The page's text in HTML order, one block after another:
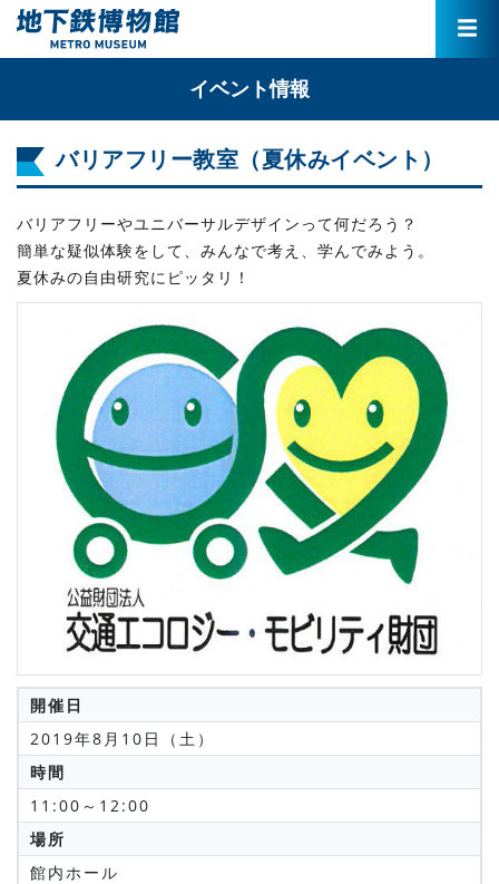
イベント情報
バリアフリー教室（夏休みイベント）
バリアフリーやユニバーサルデザインって何だろう？
簡単な疑似体験をして、みんなで考え、学んでみよう。
夏休みの自由研究にピッタリ！
開催日
2019年8月10日（土）
時間
11:00～12:00
場所
館内ホール